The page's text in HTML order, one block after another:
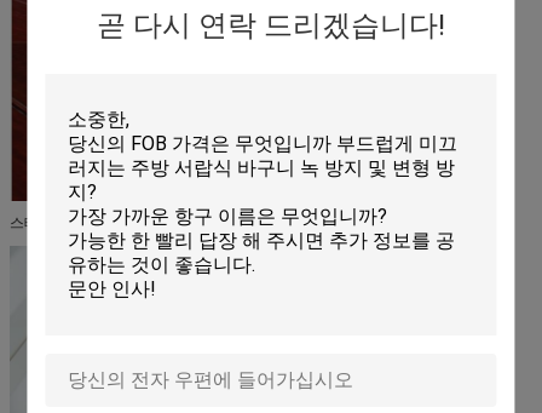
곧 다시 연락 드리겠습니다!
스테인리스 스틸은 매우 쉽게 청소할 수 있습니다.